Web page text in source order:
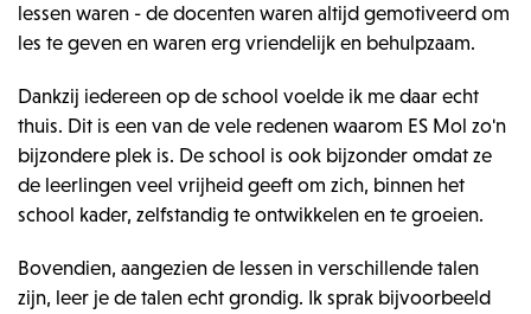
lessen waren - de docenten waren altijd gemotiveerd om
les te geven en waren erg vriendelijk en behulpzaam.
Dankzij iedereen op de school voelde ik me daar echt
thuis. Dit is een van de vele redenen waarom ES Mol zo'n
bijzondere plek is. De school is ook bijzonder omdat ze
de leerlingen veel vrijheid geeft om zich, binnen het
school kader, zelfstandig te ontwikkelen en te groeien.
Bovendien, aangezien de lessen in verschillende talen
zijn, leer je de talen echt grondig. Ik sprak bijvoorbeeld